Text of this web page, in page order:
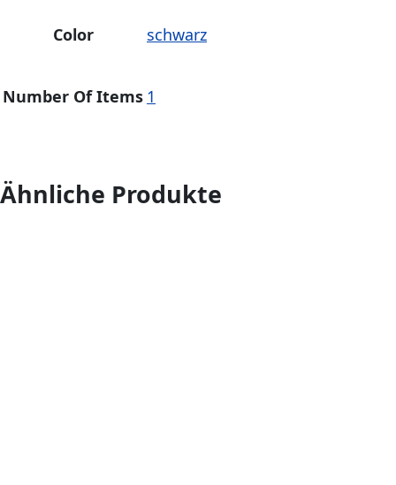
Color schwarz
Number Of Items 1
Ähnliche Produkte